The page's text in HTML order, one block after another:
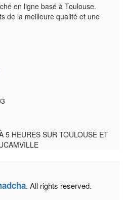
en ligne basé à Toulouse.
de la meilleure qualité et une
5 HEURES SUR TOULOUSE ET
. All rights reserved.